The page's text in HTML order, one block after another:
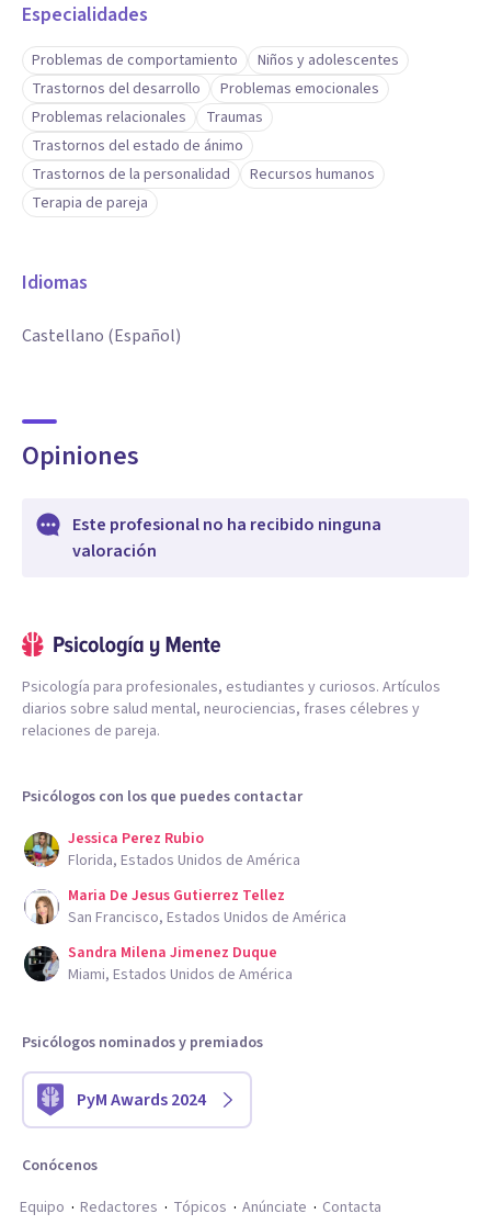
Especialidades
Problemas de comportamiento
Niños y adolescentes
Trastornos del desarrollo
Problemas emocionales
Problemas relacionales
Traumas
Trastornos del estado de ánimo
Trastornos de la personalidad
Recursos humanos
Terapia de pareja
Idiomas
Castellano (Español)
Opiniones
Este profesional no ha recibido ninguna
valoración
Psicología para profesionales, estudiantes y curiosos. Artículos
diarios sobre salud mental, neurociencias, frases célebres y
relaciones de pareja.
Psicólogos con los que puedes contactar
Jessica Perez Rubio
Florida, Estados Unidos de América
Maria De Jesus Gutierrez Tellez
San Francisco, Estados Unidos de América
Sandra Milena Jimenez Duque
Miami, Estados Unidos de América
Psicólogos nominados y premiados
PyM Awards 2024
Conócenos
Equipo
Redactores Tópicos Anúnciate Contacta